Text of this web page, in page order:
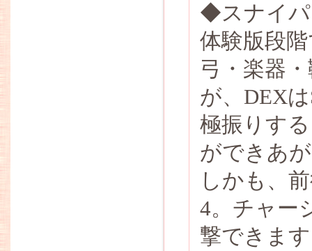
◆スナイ
体験版段
弓・楽器
が、DEX
極振りす
ができあ
しかも、
4。チャー
撃できます